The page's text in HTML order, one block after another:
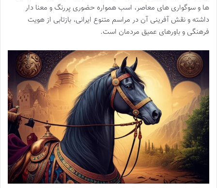
ها و سوگواری های معاصر، اسب همواره حضوری پررنگ و معنا دار
داشته و نقش آفرینی آن در مراسم متنوع ایرانی، بازتابی از هویت
فرهنگی و باورهای عمیق مردمان است.